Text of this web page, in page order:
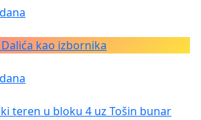
kao izbornika
teren u bloku 4 uz Tošin bunar